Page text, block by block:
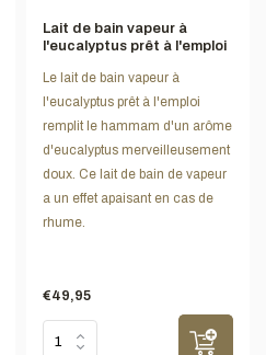
Lait de bain vapeur à
l'eucalyptus prêt à l'emploi
Le lait de bain vapeur à
l'eucalyptus prêt à l'emploi
remplit le hammam d'un arôme
d'eucalyptus merveilleusement
doux. Ce lait de bain de vapeur
a un effet apaisant en cas de
rhume.
€49,95